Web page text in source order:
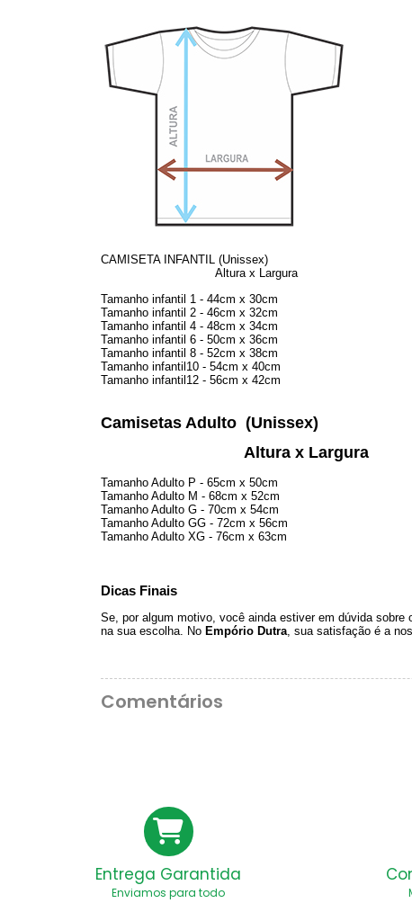
CAMISETA INFANTIL (Unissex)
Altura x
Tamanho infantil 1 - 44cm x 30cm
Tamanho infantil 2 - 46cm x 32cm
Tamanho infantil 4 - 48cm x 34cm
Tamanho infantil 6 - 50cm x 36cm
Tamanho infantil 8 - 52cm x 38cm
Tamanho infantil10 - 54cm x 40cm
Tamanho infantil12 - 56cm x 42cm
Camisetas Adulto (Unissex)
Altura x Largura
Tamanho Adulto P - 65cm x 50cm
Tamanho Adulto M - 68cm x 52cm
Tamanho Adulto G - 70cm x 54cm
Tamanho Adulto GG - 72cm x 56cm
Tamanho Adulto XG - 76cm x 63cm
Dicas Finais
Se, por algum motivo, você ainda estiver em dúvida
na sua escolha. No Empório Dutra, sua satisfação é a
Comentários
Entrega Garantida
Enviamos para todo